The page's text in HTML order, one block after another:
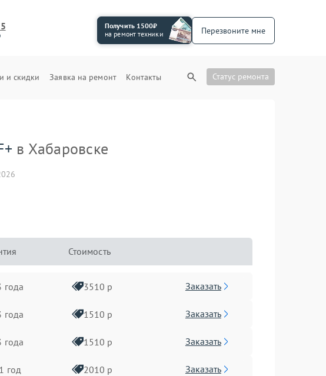
Получить 1500₽
на ремонт техники
Перезвоните мне
и скидки Заявка на ремонт Контакты Статус ремонта
в Хабаровске
Стоимость
года 3510 р Заказать
года 1510 р Заказать
года 1510 р Заказать
1 год 2010 р Заказать